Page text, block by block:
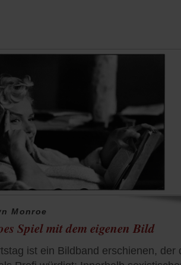
Monroe
Spiel mit dem eigenen Bild
ist ein Bildband erschienen, der